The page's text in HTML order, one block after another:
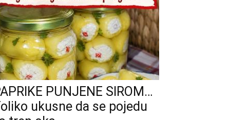
PUNJENE SIROM…
ukusne da se pojedu